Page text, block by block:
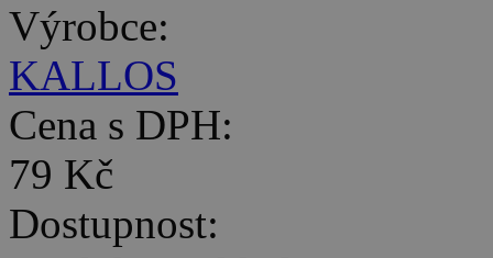
Výrobce:
KALLOS
Cena s DPH:
79 Kč
Dostupnost: